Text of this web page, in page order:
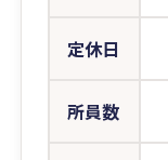
定休日
所員数